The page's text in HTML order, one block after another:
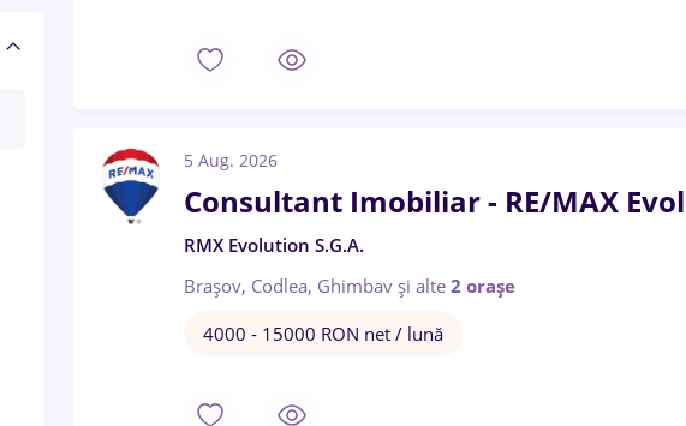
5 Aug. 2026
Consultant Imobiliar - RE/MAX
RMX Evolution S.G.A.
Brașov, Codlea, Ghimbav și alte 2 orașe
4000 - 15000 RON net / lună